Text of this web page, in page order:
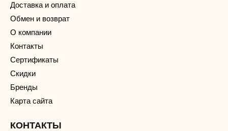
Доставка и оплата
Обмен и возврат
О компании
Контакты
Сертификаты
Скидки
Бренды
Карта сайта
КОНТАКТЫ